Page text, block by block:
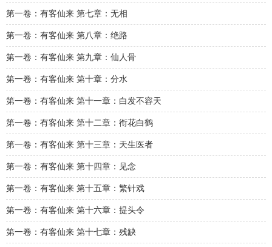
第一卷：有客仙来 第七章：无相
第一卷：有客仙来 第八章：绝路
第一卷：有客仙来 第九章：仙人骨
第一卷：有客仙来 第十章：分水
第一卷：有客仙来 第十一章：白发不容天
第一卷：有客仙来 第十二章：衔花白鹤
第一卷：有客仙来 第十三章：天生医者
第一卷：有客仙来 第十四章：见念
第一卷：有客仙来 第十五章：繁针戏
第一卷：有客仙来 第十六章：提头令
第一卷：有客仙来 第十七章：残缺